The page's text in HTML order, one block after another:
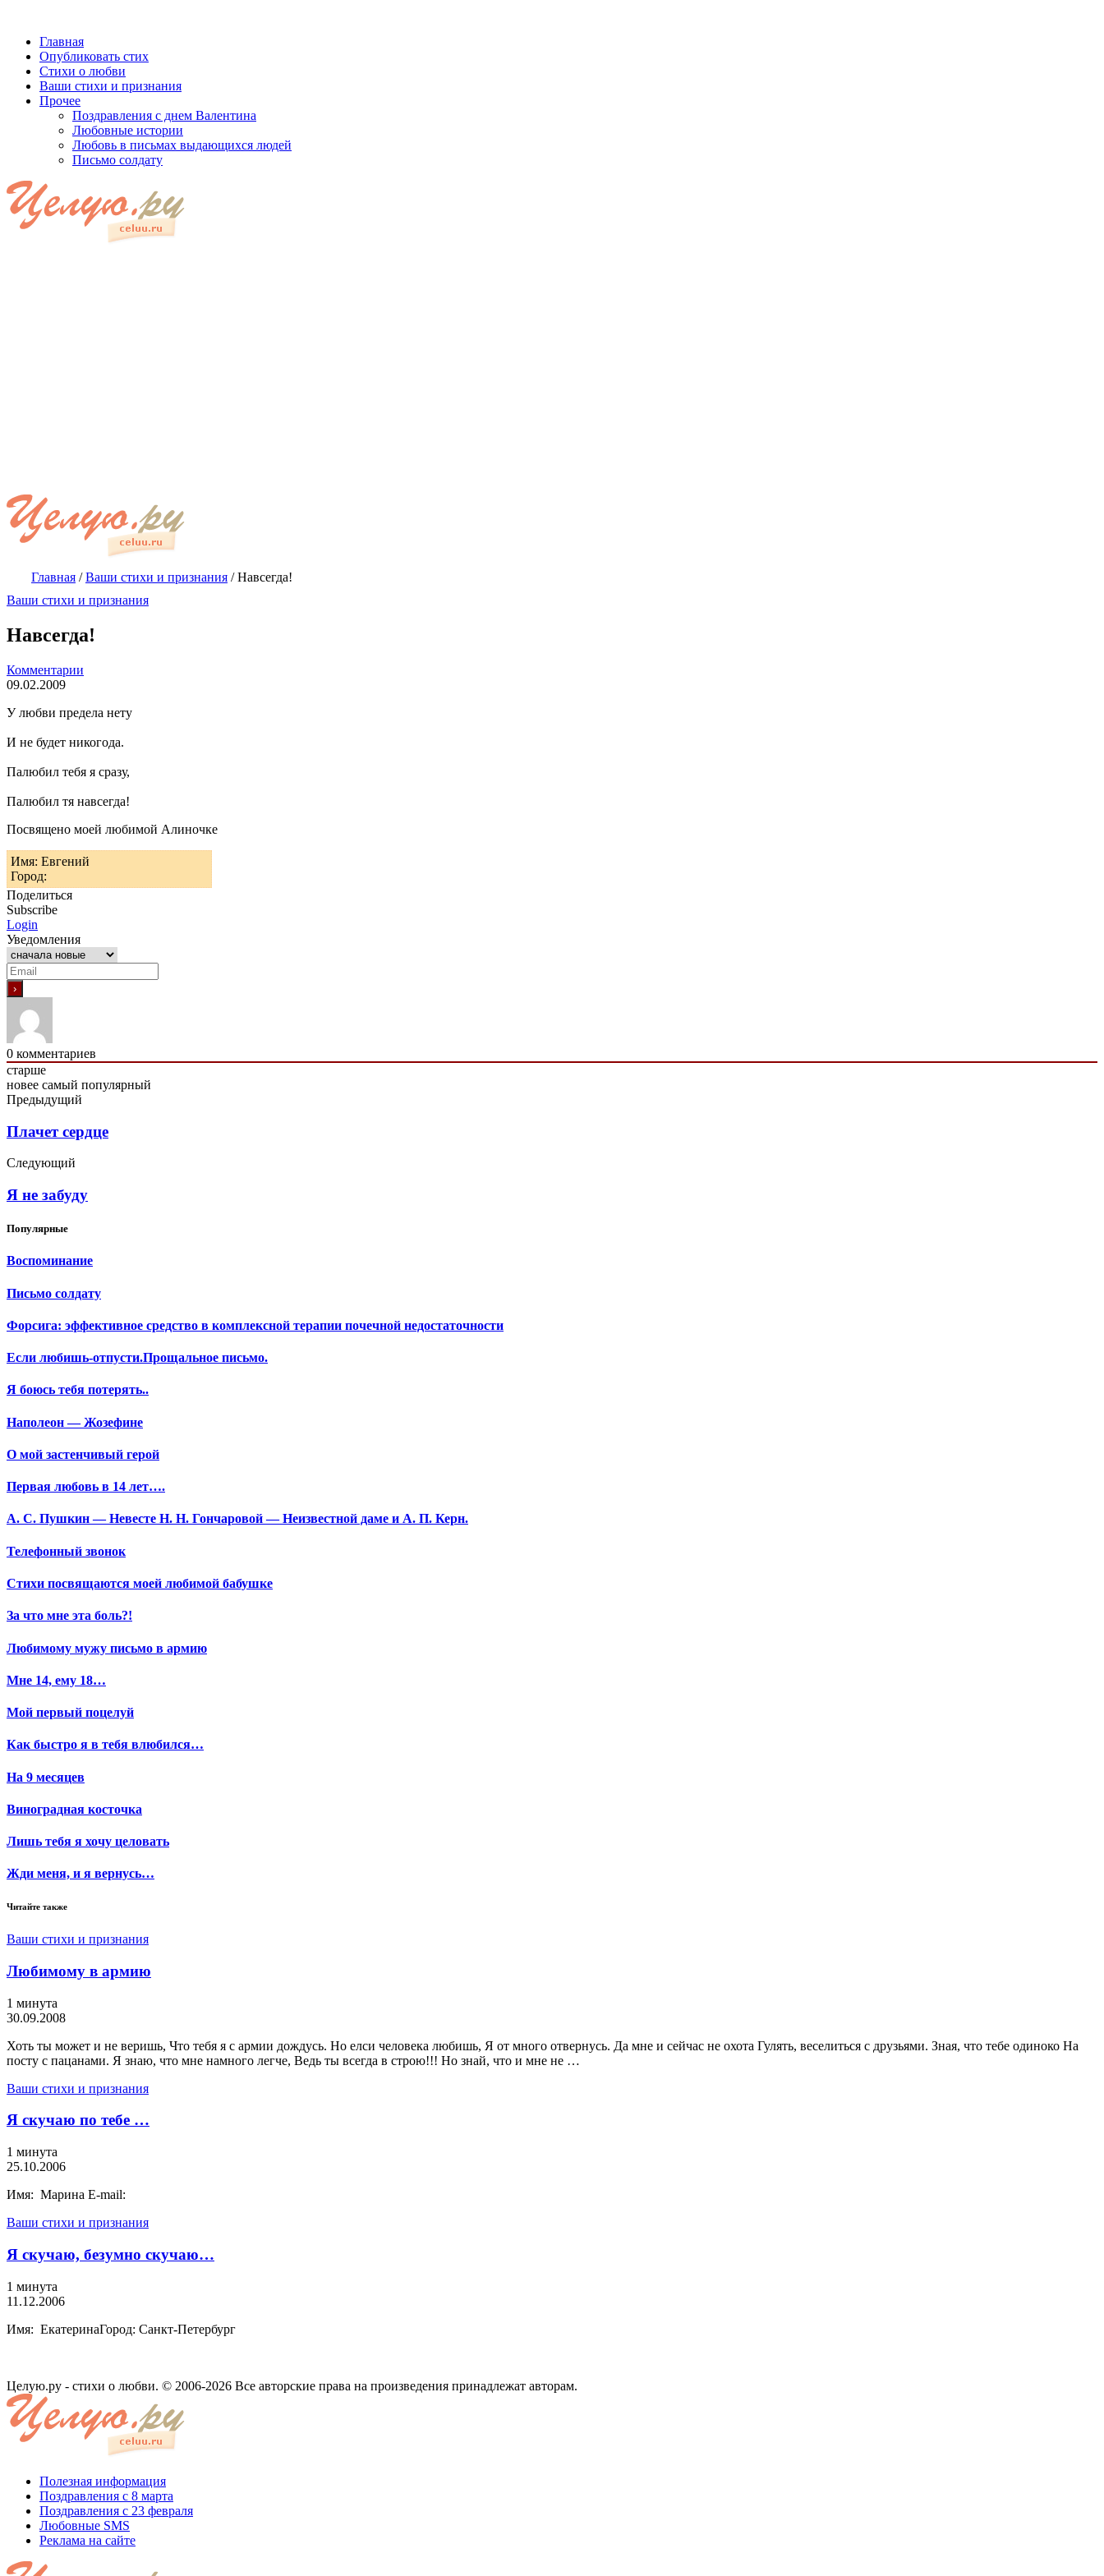
Главная
Опубликовать стих
Стихи о любви
Ваши стихи и признания
Прочее
Поздравления с днем Валентина
Любовные истории
Любовь в письмах выдающихся людей
Письмо солдату
Главная /Ваши стихи и признания /Навсегда!
Ваши стихи и признания
Навсегда!
Комментарии
09.02.2009
У любви предела нету
И не будет никогода.
Палюбил тебя я сразу,
Палюбил тя навсегда!
Посвящено моей любимой Алиночке
Имя: Евгений
Город:
Поделиться
Subscribe
Login
Уведомления
0 комментариев
старше
новее самый популярный
Предыдущий
Плачет сердце
Следующий
Я не забуду
Популярные
Воспоминание
Письмо солдату
Форсига: эффективное средство в комплексной терапии почечной недостаточности
Если любишь-отпусти.Прощальное письмо.
Я боюсь тебя потерять..
Наполеон — Жозефине
О мой застенчивый герой
Первая любовь в 14 лет….
А. С. Пушкин — Невесте Н. Н. Гончаровой — Неизвестной даме и А. П. Керн.
Телефонный звонок
Стихи посвящаются моей любимой бабушке
За что мне эта боль?!
Любимому мужу письмо в армию
Мне 14, ему 18…
Мой первый поцелуй
Как быстро я в тебя влюбился…
На 9 месяцев
Виноградная косточка
Лишь тебя я хочу целовать
Жди меня, и я вернусь…
Читайте также
Ваши стихи и признания
Любимому в армию
1 минута
30.09.2008
Хоть ты может и не веришь, Что тебя я с армии дождусь. Но елси человека любишь, Я от много отвернусь. Да мне и сейчас не охота Гулять, веселиться с друзьями. Зная, что тебе одиноко На
посту с пацанами. Я знаю, что мне намного легче, Ведь ты всегда в строю!!! Но знай, что и мне не …
Ваши стихи и признания
Я скучаю по тебе …
1 минута
25.10.2006
Имя: Марина E-mail:
Ваши стихи и признания
Я скучаю, безумно скучаю…
1 минута
11.12.2006
Имя: ЕкатеринаГород: Санкт-Петербург
Целую.ру - стихи о любви. © 2006-2026 Все авторские права на произведения принадлежат авторам.
Полезная информация
Поздравления с 8 марта
Поздравления с 23 февраля
Любовные SMS
Реклама на сайте